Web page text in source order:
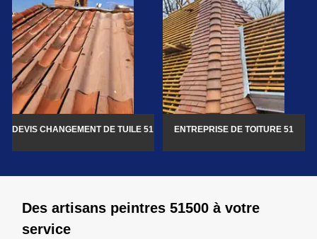
DEVIS CHANGEMENT DE TUILE 51 ENTREPRISE DE TOITURE 51
Des artisans peintres 51500 à votre
service